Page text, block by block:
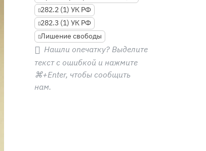
282.2 (1) УК РФ
282.3 (1) УК РФ
Лишение свободы
Нашли опечатку? Выделите
текст с ошибкой и нажмите
⌘+Enter, чтобы сообщить
нам.